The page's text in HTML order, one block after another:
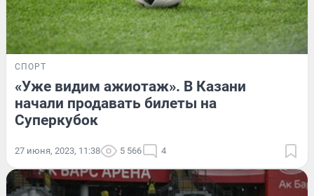
СПОРТ
«Уже видим ажиотаж». В Казани
начали продавать билеты на
Суперкубок
27 июня, 2023, 11:38 5 566 4